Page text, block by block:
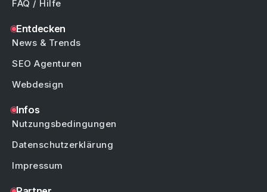
FAQ / Hilfe
Entdecken
News & Trends
SEO Agenturen
Webdesign
Infos
Nutzungsbedingungen
Datenschutzerklärung
Impressum